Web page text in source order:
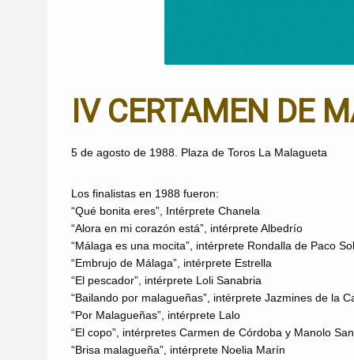
IV CERTAMEN DE
5 de agosto de 1988. Plaza de Toros La Malagueta
Los finalistas en 1988 fueron:
“Qué bonita eres”, Intérprete Chanela
“Alora en mi corazón está”, intérprete Albedrío
“Málaga es una mocita”, intérprete Rondalla de Paco
“Embrujo de Málaga”, intérprete Estrella
“El pescador”, intérprete Loli Sanabria
“Bailando por malagueñas”, intérprete Jazmines de la
“Por Malagueñas”, intérprete Lalo
“El copo”, intérpretes Carmen de Córdoba y Manolo
“Brisa malagueña”, intérprete Noelia Marín